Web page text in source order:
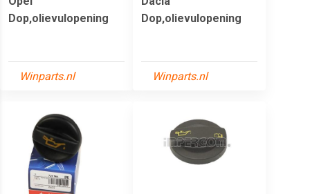
Dop,olievulopening
Winparts.nl
Dop,olievulopening
Winparts.nl